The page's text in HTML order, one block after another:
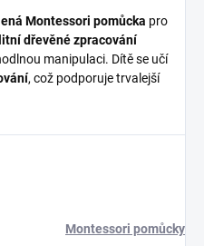
Montessori pomůcka pro
dřevěné zpracování
manipulaci. Dítě se učí
, což podporuje trvalejší
Montessori pomůcky